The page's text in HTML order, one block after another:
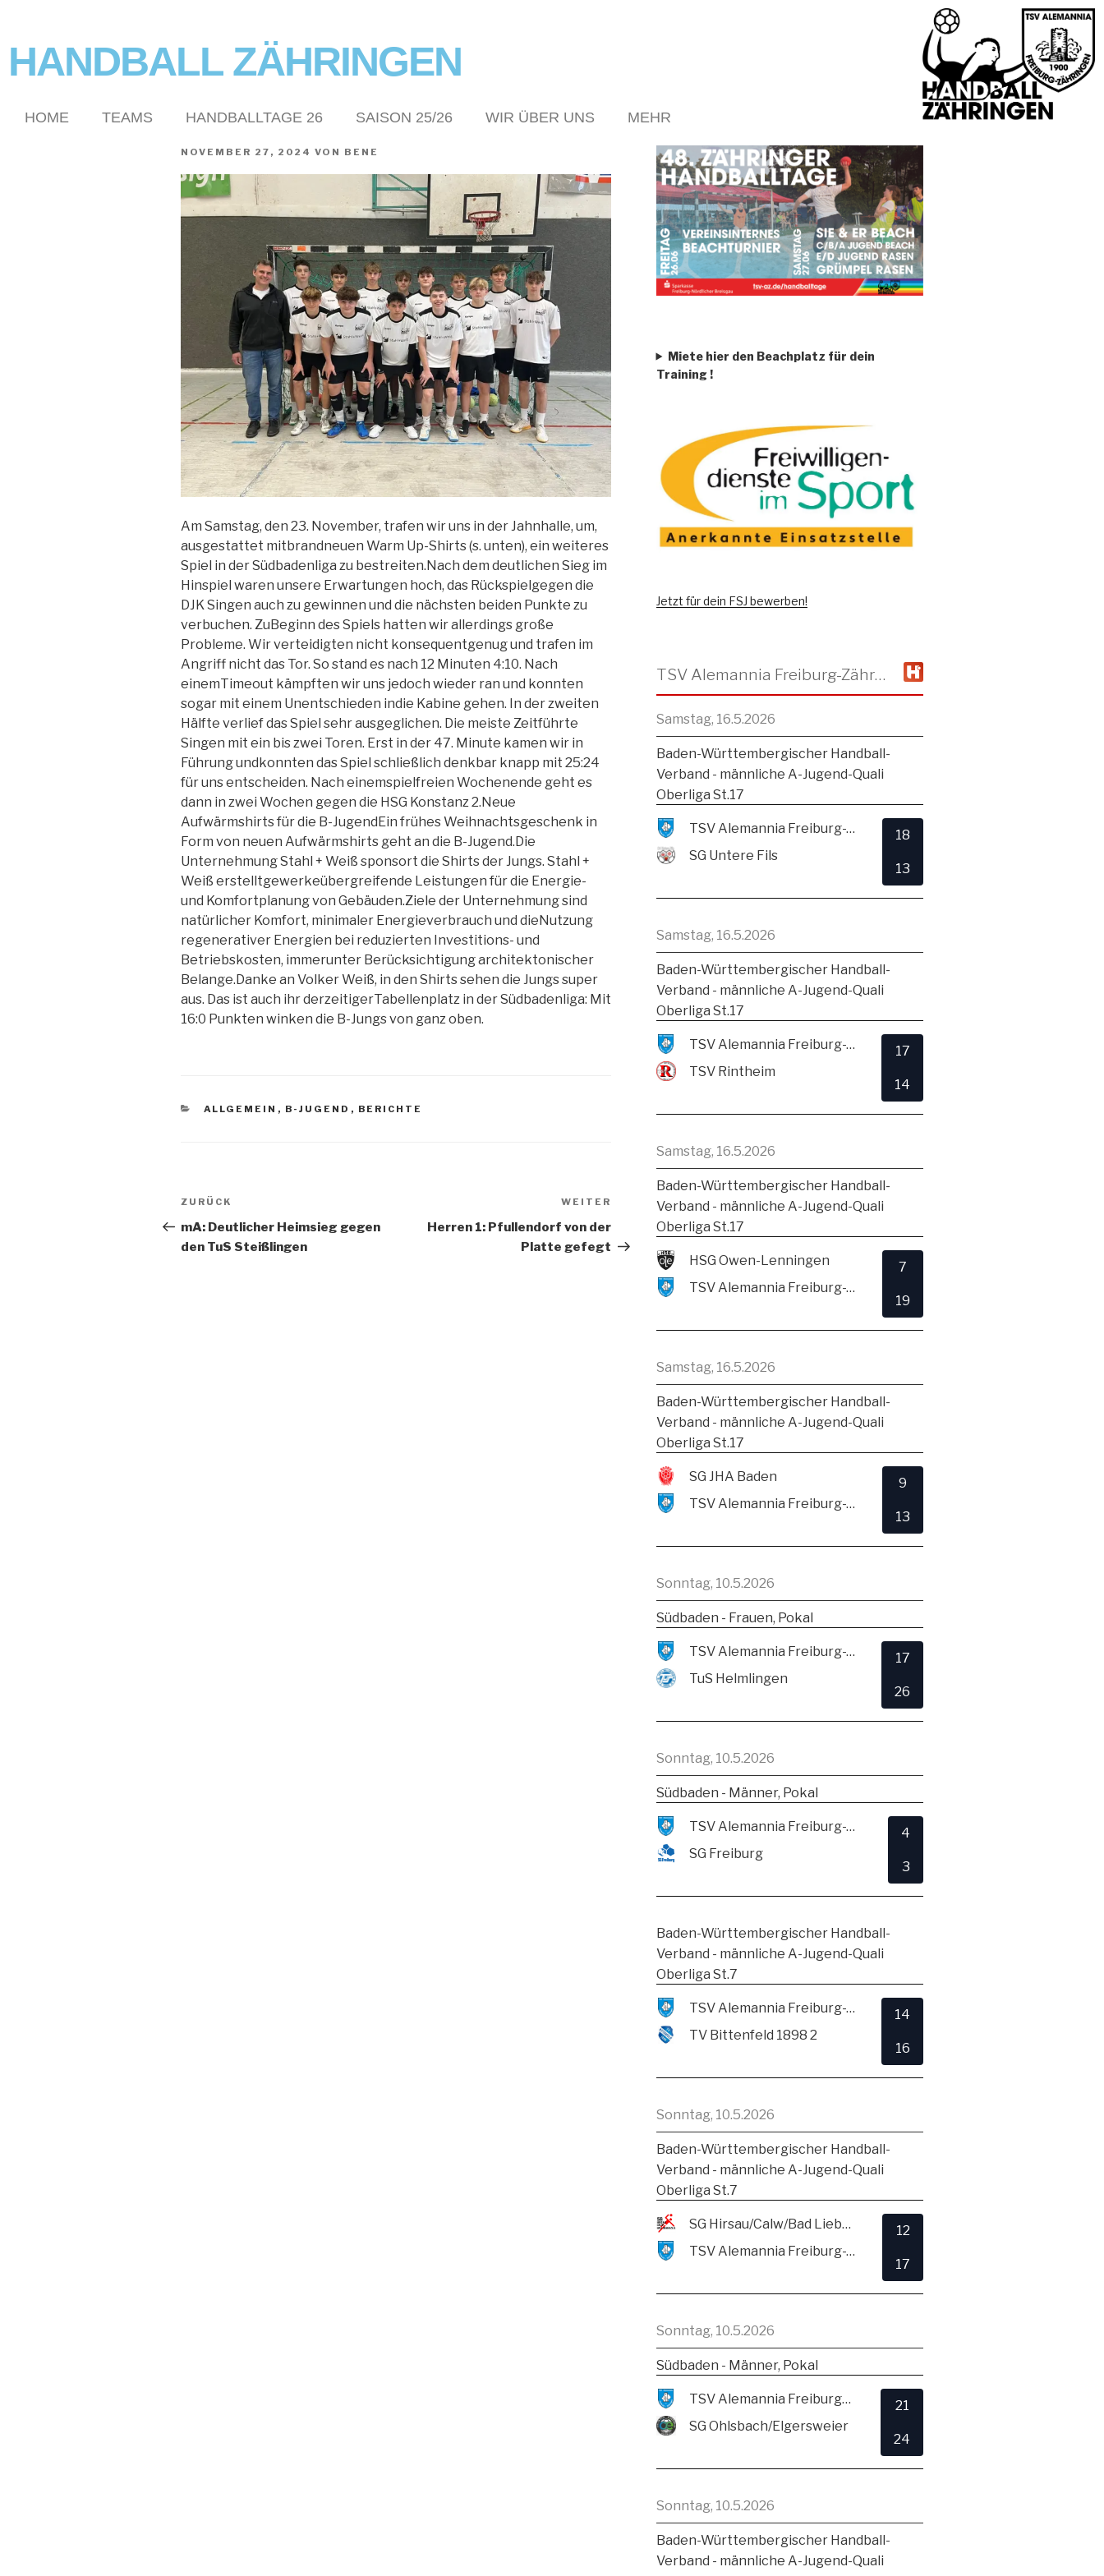
HANDBALL ZÄHRINGEN
HOME TEAMS HANDBALLTAGE 26 SAISON 25/26 WIR ÜBER UNS MEHR
NOVEMBER 27, 2024 VON BENE
Am Samstag, den 23. November, trafen wir uns in der Jahnhalle, um,
ausgestattet mitbrandneuen Warm Up-Shirts (s. unten), ein weiteres
Spiel in der Südbadenliga zu bestreiten.Nach dem deutlichen Sieg im
Hinspiel waren unsere Erwartungen hoch, das Rückspielgegen die
DJK Singen auch zu gewinnen und die nächsten beiden Punkte zu
verbuchen. ZuBeginn des Spiels hatten wir allerdings große
Probleme. Wir verteidigten nicht konsequentgenug und trafen im
Angriff nicht das Tor. So stand es nach 12 Minuten 4:10. Nach
einemTimeout kämpften wir uns jedoch wieder ran und konnten
sogar mit einem Unentschieden indie Kabine gehen. In der zweiten
Hälfte verlief das Spiel sehr ausgeglichen. Die meiste Zeitführte
Singen mit ein bis zwei Toren. Erst in der 47. Minute kamen wir in
Führung undkonnten das Spiel schließlich denkbar knapp mit 25:24
für uns entscheiden. Nach einemspielfreien Wochenende geht es
dann in zwei Wochen gegen die HSG Konstanz 2.Neue
Aufwärmshirts für die B-JugendEin frühes Weihnachtsgeschenk in
Form von neuen Aufwärmshirts geht an die B-Jugend.Die
Unternehmung Stahl + Weiß sponsort die Shirts der Jungs. Stahl +
Weiß erstelltgewerkeübergreifende Leistungen für die Energie-
und Komfortplanung von Gebäuden.Ziele der Unternehmung sind
natürlicher Komfort, minimaler Energieverbrauch und dieNutzung
regenerativer Energien bei reduzierten Investitions- und
Betriebskosten, immerunter Berücksichtigung architektonischer
Belange.Danke an Volker Weiß, in den Shirts sehen die Jungs super
aus. Das ist auch ihr derzeitigerTabellenplatz in der Südbadenliga: Mit
16:0 Punkten winken die B-Jungs von ganz oben.
ALLGEMEIN , B-JUGEND , BERICHTE
ZURÜCK
mA: Deutlicher Heimsieg gegen
den TuS Steißlingen
WEITER
Herren 1: Pfullendorf von der
Platte gefegt
Miete hier den Beachplatz für dein
Training !
Jetzt für dein FSJ bewerben!
TSV Alemannia Freiburg-Zähringen
Samstag, 16.5.2026
Baden-Württembergischer Handball-
Verband - männliche A-Jugend-Quali
Oberliga St.17
TSV Alemannia Freiburg-Zähringen
SG Untere Fils
18
13
Samstag, 16.5.2026
Baden-Württembergischer Handball-
Verband - männliche A-Jugend-Quali
Oberliga St.17
TSV Alemannia Freiburg-Zähringen
TSV Rintheim
17
14
Samstag, 16.5.2026
Baden-Württembergischer Handball-
Verband - männliche A-Jugend-Quali
Oberliga St.17
HSG Owen-Lenningen
TSV Alemannia Freiburg-Zähringen
7
19
Samstag, 16.5.2026
Baden-Württembergischer Handball-
Verband - männliche A-Jugend-Quali
Oberliga St.17
SG JHA Baden
TSV Alemannia Freiburg-Zähringen
9
13
Sonntag, 10.5.2026
Südbaden - Frauen, Pokal
TSV Alemannia Freiburg-Zähringen
TuS Helmlingen
17
26
Sonntag, 10.5.2026
Südbaden - Männer, Pokal
TSV Alemannia Freiburg-Zähringen
SG Freiburg
4
3
Baden-Württembergischer Handball-
Verband - männliche A-Jugend-Quali
Oberliga St.7
TSV Alemannia Freiburg-Zähringen
TV Bittenfeld 1898 2
14
16
Sonntag, 10.5.2026
Baden-Württembergischer Handball-
Verband - männliche A-Jugend-Quali
Oberliga St.7
SG Hirsau/Calw/Bad Liebenzell
TSV Alemannia Freiburg-Zähringen
12
17
Sonntag, 10.5.2026
Südbaden - Männer, Pokal
TSV Alemannia Freiburg-Zähringen
SG Ohlsbach/Elgersweier
21
24
Sonntag, 10.5.2026
Baden-Württembergischer Handball-
Verband - männliche A-Jugend-Quali